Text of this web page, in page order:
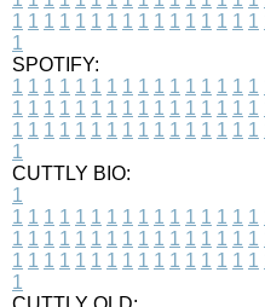
1 1 1 1 1 1 1 1 1 1 1 1 1 1 1 1
1
SPOTIFY:
1 1 1 1 1 1 1 1 1 1 1 1 1 1 1 1
1 1 1 1 1 1 1 1 1 1 1 1 1 1 1 1
1 1 1 1 1 1 1 1 1 1 1 1 1 1 1 1
1
CUTTLY BIO:
1
1 1 1 1 1 1 1 1 1 1 1 1 1 1 1 1
1 1 1 1 1 1 1 1 1 1 1 1 1 1 1 1
1 1 1 1 1 1 1 1 1 1 1 1 1 1 1 1
1